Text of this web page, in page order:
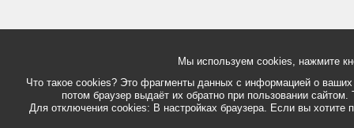
Мы используем cookies, нажмите
Что такое cookies? Это фрагменты данных с информацией о
потом браузер выдаёт их обратно при пользовании
Для отключения cookies: В настройках браузера. Если вы хотите